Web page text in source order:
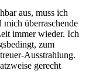
aus, muss ich
mich überraschende
immer wieder. Ich
zum
Ausstrahlung.
gerecht